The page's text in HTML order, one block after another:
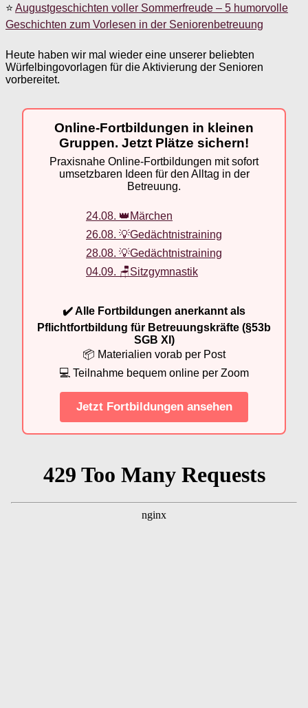
⭐ Augustgeschichten voller Sommerfreude – 5 humorvolle
Geschichten zum Vorlesen in der Seniorenbetreuung
Heute haben wir mal wieder eine unserer beliebten
Würfelbingovorlagen für die Aktivierung der Senioren
vorbereitet.
Online-Fortbildungen in kleinen
Gruppen. Jetzt Plätze sichern!
Praxisnahe Online-Fortbildungen mit sofort
umsetzbaren Ideen für den Alltag in der
Betreuung.
24.08. 👑Märchen
26.08. 💡Gedächtnistraining
28.08. 💡Gedächtnistraining
04.09. 🪑Sitzgymnastik
✔️ Alle Fortbildungen anerkannt als
Pflichtfortbildung für Betreuungskräfte (§53b
SGB XI)
📦 Materialien vorab per Post
💻 Teilnahme bequem online per Zoom
Jetzt Fortbildungen ansehen